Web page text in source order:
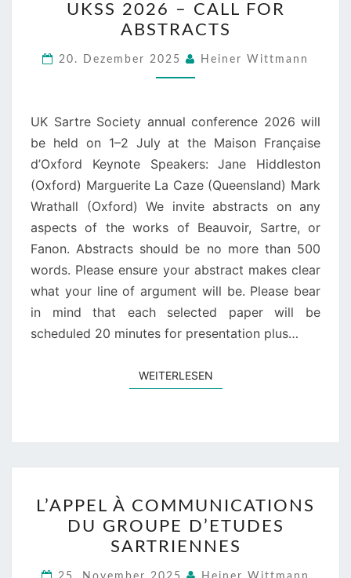
2026
–
CALL
FOR
UKSS 2026 – CALL FOR
ABSTRACTS
20. Dezember 2025 Heiner Wittmann
UK Sartre Society annual conference 2026 will
be held on 1–2 July at the Maison Française
d’Oxford Keynote Speakers: Jane Hiddleston
(Oxford) Marguerite La Caze (Queensland) Mark
Wrathall (Oxford) We invite abstracts on any
aspects of the works of Beauvoir, Sartre, or
Fanon. Abstracts should be no more than 500
words. Please ensure your abstract makes clear
what your line of argument will be. Please bear
in mind that each selected paper will be
scheduled 20 minutes for presentation plus…
WEITERLESENWEITERLESEN
À
COMMUNICATIONS
DU
GROUPE
L’APPEL À COMMUNICATIONS
DU GROUPE D’ETUDES
SARTRIENNES